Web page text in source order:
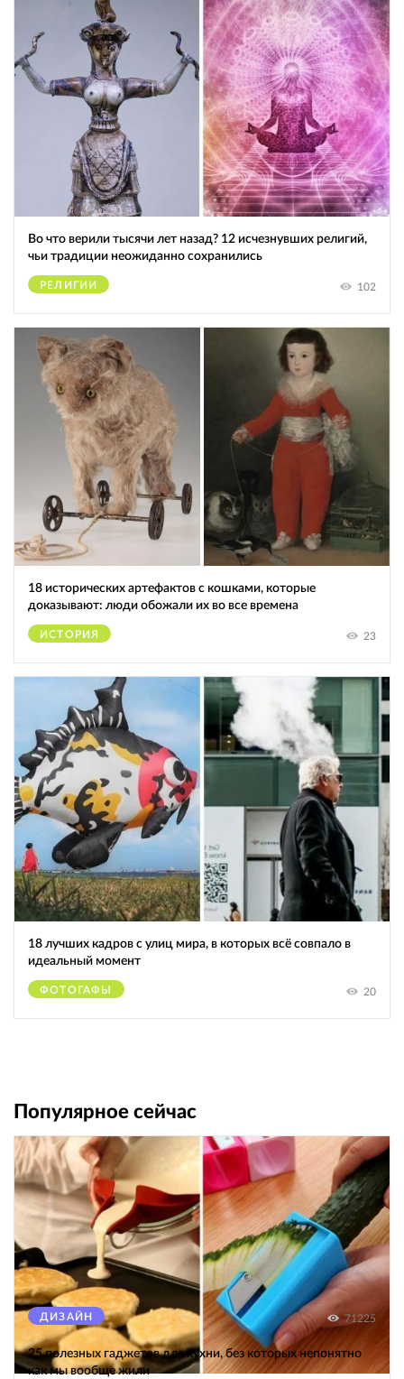
Во что верили тысячи лет назад? 12 исчезнувших религий,
чьи традиции неожиданно сохранились
РЕЛИГИИ 102
18 исторических артефактов с кошками, которые
доказывают: люди обожали их во все времена
ИСТОРИЯ 23
18 лучших кадров с улиц мира, в которых всё совпало в
идеальный момент
ФОТОГАФЫ 20
Популярное сейчас
ДИЗАЙН 71225
25 полезных гаджетов для кухни, без которых непонятно
как мы вообще жили